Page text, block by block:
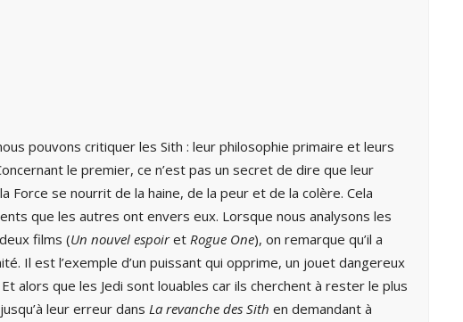
pouvons critiquer les Sith : leur philosophie primaire et leurs
le premier, ce n’est pas un secret de dire que leur
Force se nourrit de la haine, de la peur et de la colère. Cela
que les autres ont envers eux. Lorsque nous analysons les
films (Un nouvel espoiret Rogue One), on remarque qu’il a
Il est l’exemple d’un puissant qui opprime, un jouet dangereux
alors que les Jedi sont louables car ils cherchent à rester le plus
leur erreur dans La revanche des Sith en demandant à